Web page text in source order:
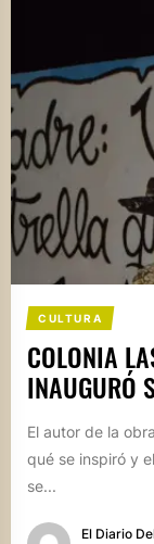
CULTURA
COLONIA
INAUGURÓ
El autor de la
qué se inspiró y
se...
El Diario